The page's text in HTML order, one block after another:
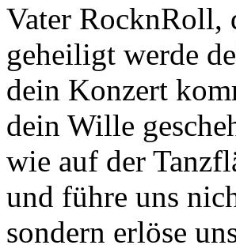
Vater RocknRoll,
geheiligt werde
dein Konzert
dein Wille
wie auf der
und führe uns
sondern erlöse